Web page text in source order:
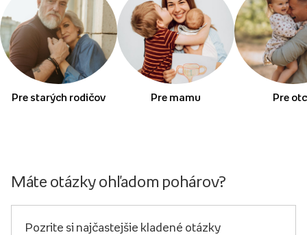
Pre starých rodičov Pre mamu Pre
Máte otázky ohľadom pohárov?
Pozrite si najčastejšie kladené otázky